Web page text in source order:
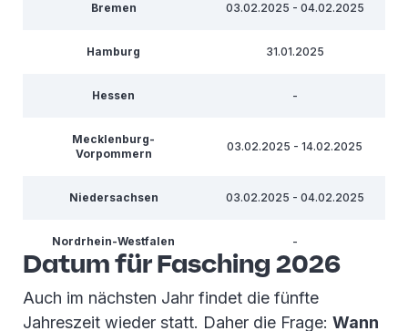
Bremen 03.02.2025 - 04.02.2025
Hamburg 31.01.2025
Hessen -
Mecklenburg-
Vorpommern
03.02.2025 - 14.02.2025
Niedersachsen 03.02.2025 - 04.02.2025
Nordrhein-Westfalen -
Datum für Fasching 2026
Auch im nächsten Jahr findet die fünfte
Jahreszeit wieder statt. Daher die Frage: Wann